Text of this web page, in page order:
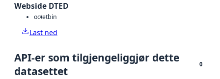
Webside DTED
octetbin
Last ned
API-er som tilgjengeliggjør dette
datasettet
0